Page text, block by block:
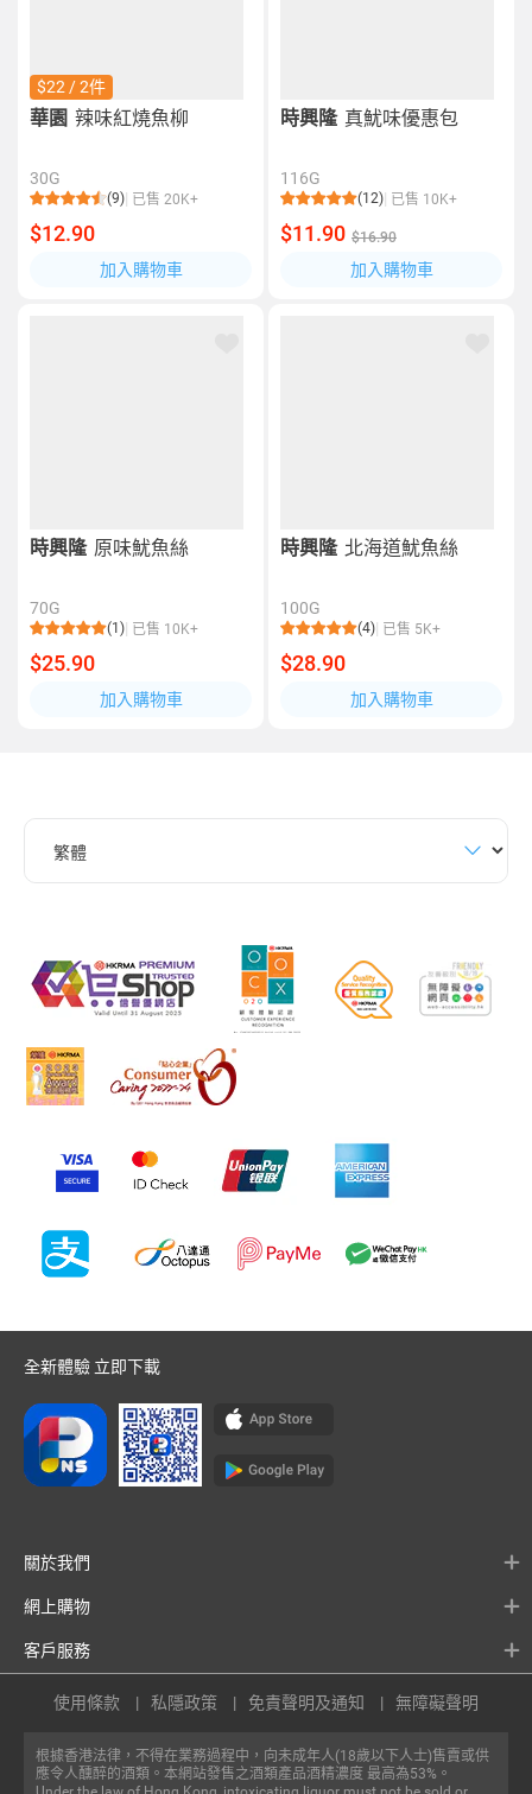
$22 / 2件
華園 辣味紅燒魚柳
30G
(9) 已售 20K+
$12.90
加入購物車
時興隆 真魷味優惠包
116G
(12) 已售 10K+
$11.90 $16.90
加入購物車
時興隆 原味魷魚絲
70G
(1) 已售 10K+
$25.90
加入購物車
時興隆 北海道魷魚絲
100G
(4) 已售 5K+
$28.90
加入購物車
全新體驗 立即下載
關於我們
網上購物
客戶服務
根據香港法律，不得在業務過程中，向未成年人(18歲以下人士)售賣或供
應令人醺醉的酒類。本網站發售之酒類產品酒精濃度 最高為53%。
使用條款 私隱政策 免責聲明及通知 無障礙聲明